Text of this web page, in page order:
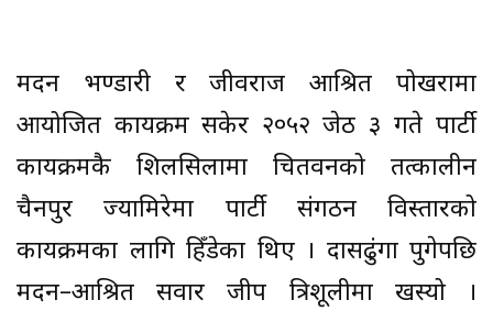
मदन भण्डारी र जीवराज आश्रित पोखरामा
आयोजित कार्यक्रम सकेर २०५२ जेठ ३ गते पार्टी
कार्यक्रमकै शिलसिलामा चितवनको तत्कालीन
चैनपुर ज्यामिरेमा पार्टी संगठन विस्तारको
कार्यक्रमका लागि हिँडेका थिए । दासढुंगा पुगेपछि
मदन–आश्रित सवार जीप त्रिशूलीमा खस्यो ।